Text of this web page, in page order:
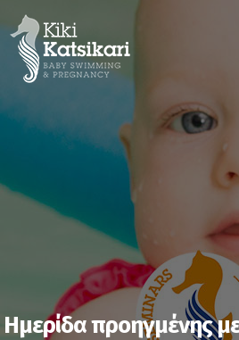
Ημερίδα προηγμένης